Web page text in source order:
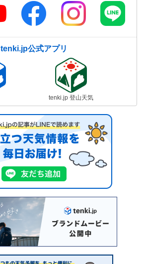
tenki.jp公式アプリ
tenki.jp 登山天気